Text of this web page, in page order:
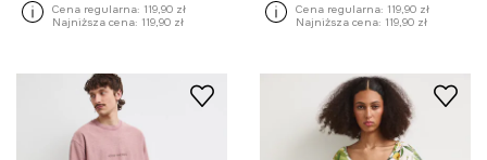
Cena regularna: 119,90 zł
Najniższa cena: 119,90 zł
Cena regularna: 119,90 zł
Najniższa cena: 119,90 zł